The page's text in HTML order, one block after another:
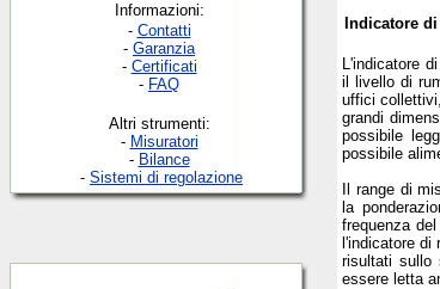
Informazioni:
- Contatti
- Garanzia
- Certificati
- FAQ
Altri strumenti:
- Misuratori
- Bilance
- Sistemi di regolazione
Indicatore
L'indicatore
il livello di
uffici
grandi
possibile
possibile
Il range di
la
frequenza
l'indicatore
risultati sullo
essere letta